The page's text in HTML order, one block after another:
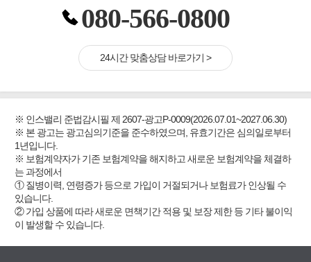
080-566-0800
24시간 맞춤상담 바로가기 >
※ 인스밸리 준법감시필 제 2607-광고P-0009(2026.07.01~2027.06.30)
※ 본 광고는 광고심의기준을 준수하였으며, 유효기간은 심의일로부터
1년입니다.
※ 보험계약자가 기존 보험계약을 해지하고 새로운 보험계약을 체결하
는 과정에서
① 질병이력, 연령증가 등으로 가입이 거절되거나 보험료가 인상될 수
있습니다.
② 가입 상품에 따라 새로운 면책기간 적용 및 보장 제한 등 기타 불이익
이 발생할 수 있습니다.